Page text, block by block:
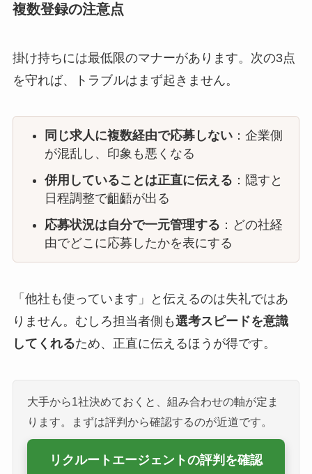
複数登録の注意点
掛け持ちには最低限のマナーがあります。次の3点
を守れば、トラブルはまず起きません。
同じ求人に複数経由で応募しない：企業側
が混乱し、印象も悪くなる
併用していることは正直に伝える ：隠すと
日程調整で齟齬が出る
応募状況は自分で一元管理する ：どの社経
由でどこに応募したかを表にする
「他社も使っています」と伝えるのは失礼ではあ
りません。むしろ担当者側も選考スピードを意識
してくれるため、正直に伝えるほうが得です。
大手から1社決めておくと、組み合わせの軸が定ま
ります。まずは評判から確認するのが近道です。
リクルートエージェントの評判を確認